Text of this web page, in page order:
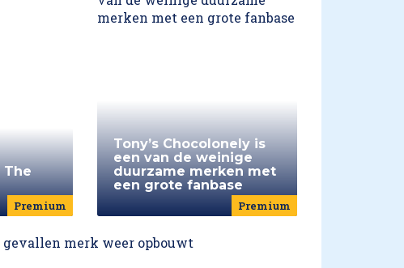
Premium
The
Premium
Tony’s Chocolonely is
een van de weinige
duurzame merken met
een grote fanbase